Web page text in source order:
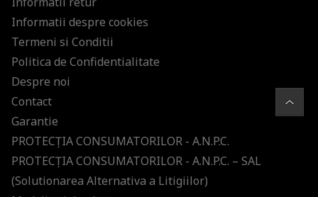
Informatii despre cookies
Termeni si Conditii
Politica de Confidentialitate
Despre noi
Contact
Garantie
PROTECŢIA CONSUMATORILOR - A.N.P.C.
PROTECŢIA CONSUMATORILOR - A.N.P.C. – SAL
(Solutionarea Alternativa a Litigiilor)